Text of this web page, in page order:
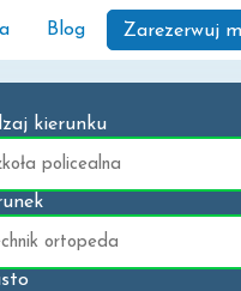
Blog Zarezerwuj
kierunku